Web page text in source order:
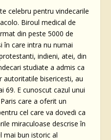
celebru pentru vindecarile
Biroul medical de
din peste 5000 de
în care intra nu numai
indieni, atei, din
studiate a admis ca
autoritatile bisericesti, au
69. E cunoscut cazul unui
care a oferit un
cel care va dovedi ca
miraculoase descrise în
mai bun istoric al